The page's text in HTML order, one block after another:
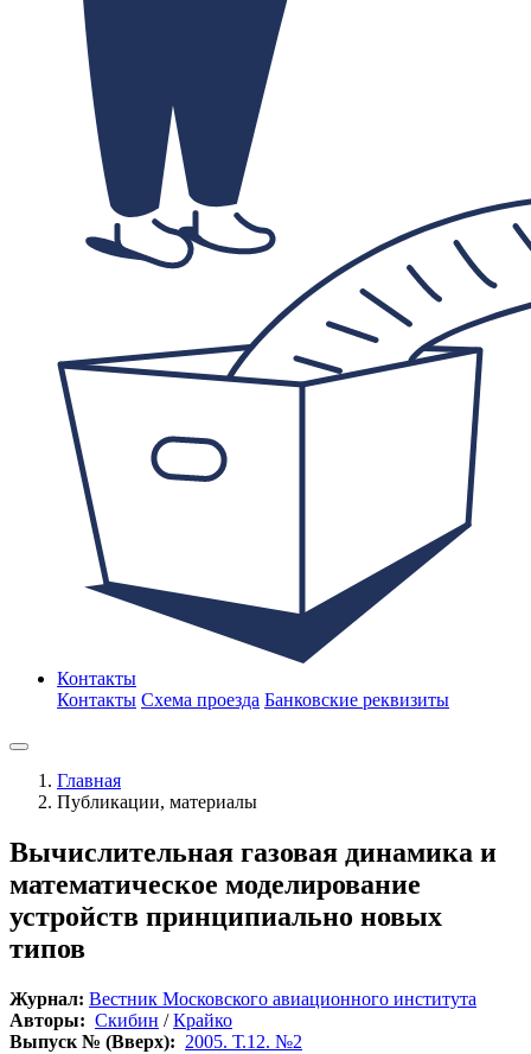
Контакты
Контакты Схема проезда Банковские реквизиты
Главная
Публикации, материалы
Вычислительная газовая динамика и
математическое моделирование
устройств принципиально новых
типов
Журнал: Вестник Московского авиационного института
Авторы: Скибин /Крайко
Выпуск № (Вверх): 2005. Т.12. №2